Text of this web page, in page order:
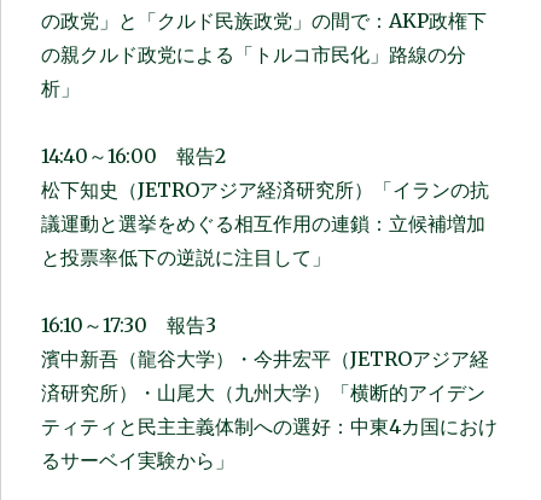
の政党」と「クルド民族政党」の間で：AKP政権下
の親クルド政党による「トルコ市民化」路線の分
析」
14:40～16:00 報告2
松下知史（JETROアジア経済研究所）「イランの抗
議運動と選挙をめぐる相互作用の連鎖：立候補増加
と投票率低下の逆説に注目して」
16:10～17:30 報告3
濱中新吾（龍谷大学）・今井宏平（JETROアジア経
済研究所）・山尾大（九州大学）「横断的アイデン
ティティと民主主義体制への選好：中東4カ国におけ
るサーベイ実験から」